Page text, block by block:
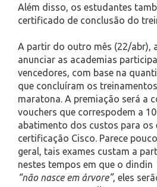
Além disso, os estudantes
certificado de conclusão do
A partir do outro mês (22/abr),
anunciar as academias
vencedores, com base na
que concluíram os
maratona. A premiação será a
vouchers que correspodem a
abatimento dos custos para os
certificação Cisco. Parece
geral, tais exames custam a
nestes tempos em que o dindin
“não nasce em árvore”, eles